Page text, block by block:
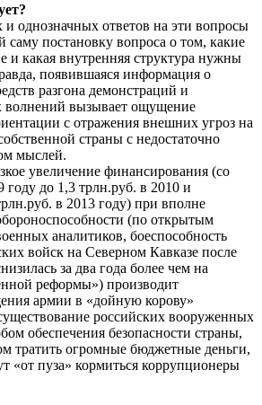
и однозначных ответов на эти вопросы
саму постановку вопроса о том, какие
и какая внутренняя структура нужны
появившаяся информация о
разгона демонстраций и
волнений вызывает ощущение
с отражения внешних угроз на
страны с недостаточно
мыслей.
увеличение финансирования (со
году до 1,3 трлн.руб. в 2010 и
в 2013 году) при вполне
(по открытым
аналитиков, боеспособность
войск на Северном Кавказе после
за два года более чем на
реформы») производит
армии в «дойную корову»
российских вооруженных
обеспечения безопасности страны,
тратить огромные бюджетные деньги,
«от пуза» кормиться коррупционеры